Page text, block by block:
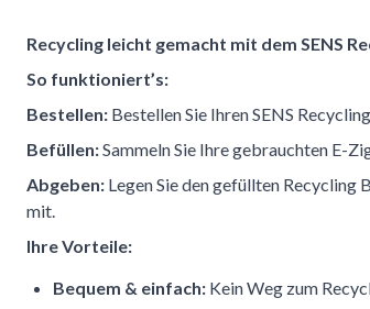
Recycling leicht gemacht mit dem SENS
So funktioniert’s:
Bestellen: Bestellen Sie Ihren SENS
Befüllen:Sammeln Sie Ihre gebrauchten E-
Abgeben: Legen Sie den gefüllten
mit.
Ihre Vorteile:
Bequem & einfach: Kein Weg zum